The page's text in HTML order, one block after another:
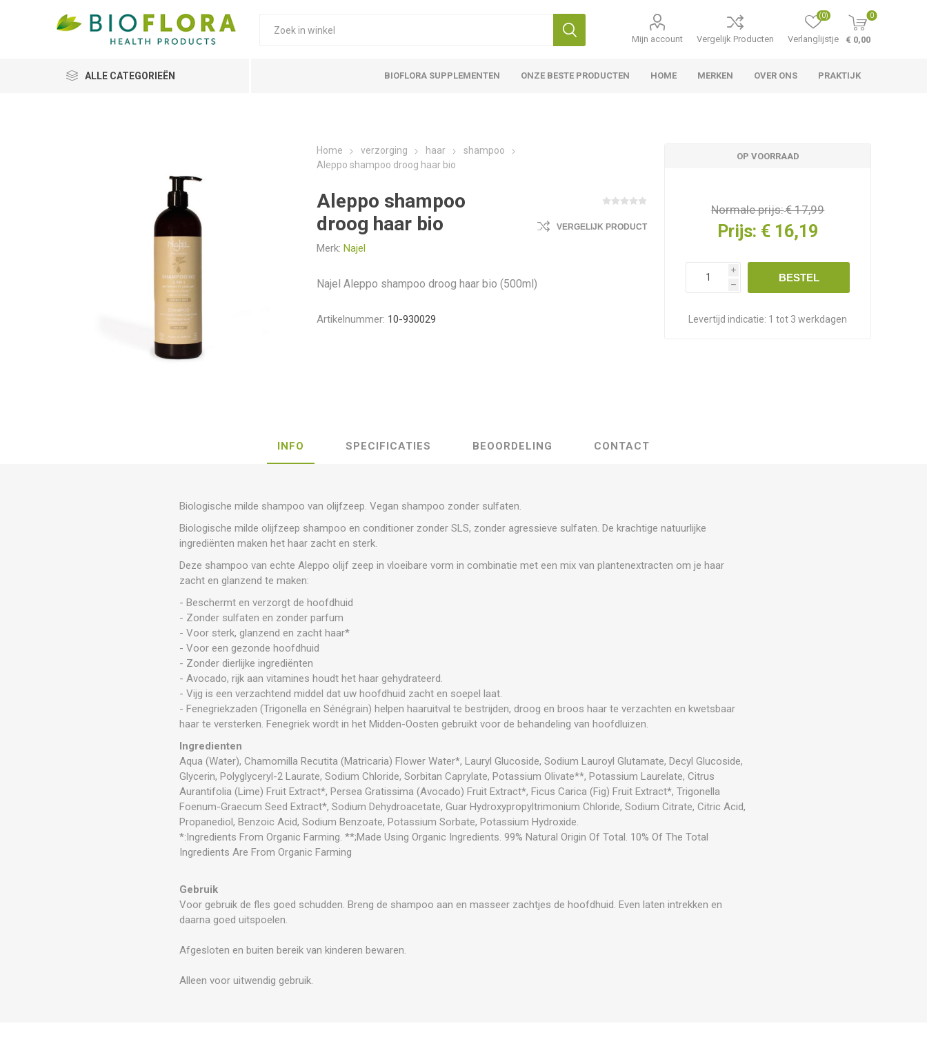
Mijn account Vergelijk Producten Verlanglijstje
(0) 0
€ 0,00
ALLE CATEGORIEËN BIOFLORA SUPPLEMENTEN ONZE BESTE PRODUCTEN HOME MERKEN OVER ONS PRAKTIJK
Home verzorging haar
shampoo
Aleppo shampoo droog haar bio
Aleppo shampoo
droog haar bio
Merk: Najel
VERGELIJK PRODUCT
Najel Aleppo shampoo droog haar bio (500ml)
Artikelnummer: 10-930029
OP VOORRAAD
Normale prijs:€ 17,99
Prijs: € 16,19
i
h
BESTEL
Levertijd indicatie: 1 tot 3 werkdagen
INFO SPECIFICATIES BEOORDELING CONTACT
Biologische milde shampoo van olijfzeep. Vegan shampoo zonder sulfaten.
Biologische milde olijfzeep shampoo en conditioner zonder SLS, zonder agressieve sulfaten. De krachtige natuurlijke
ingrediënten maken het haar zacht en sterk.
Deze shampoo van echte Aleppo olijf zeep in vloeibare vorm in combinatie met een mix van plantenextracten om je haar
zacht en glanzend te maken:
- Beschermt en verzorgt de hoofdhuid
- Zonder sulfaten en zonder parfum
- Voor sterk, glanzend en zacht haar*
- Voor een gezonde hoofdhuid
- Zonder dierlijke ingrediënten
- Avocado, rijk aan vitamines houdt het haar gehydrateerd.
- Vijg is een verzachtend middel dat uw hoofdhuid zacht en soepel laat.
- Fenegriekzaden (Trigonella en Sénégrain) helpen haaruitval te bestrijden, droog en broos haar te verzachten en kwetsbaar
haar te versterken. Fenegriek wordt in het Midden-Oosten gebruikt voor de behandeling van hoofdluizen.
Ingredienten
Aqua (Water), Chamomilla Recutita (Matricaria) Flower Water*, Lauryl Glucoside, Sodium Lauroyl Glutamate, Decyl Glucoside,
Glycerin, Polyglyceryl-2 Laurate, Sodium Chloride, Sorbitan Caprylate, Potassium Olivate**, Potassium Laurelate, Citrus
Aurantifolia (Lime) Fruit Extract*, Persea Gratissima (Avocado) Fruit Extract*, Ficus Carica (Fig) Fruit Extract*, Trigonella
Foenum-Graecum Seed Extract*, Sodium Dehydroacetate, Guar Hydroxypropyltrimonium Chloride, Sodium Citrate, Citric Acid,
Propanediol, Benzoic Acid, Sodium Benzoate, Potassium Sorbate, Potassium Hydroxide.
*:Ingredients From Organic Farming. **;Made Using Organic Ingredients. 99% Natural Origin Of Total. 10% Of The Total
Ingredients Are From Organic Farming
Gebruik
Voor gebruik de fles goed schudden. Breng de shampoo aan en masseer zachtjes de hoofdhuid. Even laten intrekken en
daarna goed uitspoelen.
Afgesloten en buiten bereik van kinderen bewaren.
Alleen voor uitwendig gebruik.